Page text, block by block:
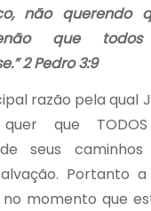
não querendo
que
2 Pedro 3:9
razão pela qual
que
seus
Portanto
momento que